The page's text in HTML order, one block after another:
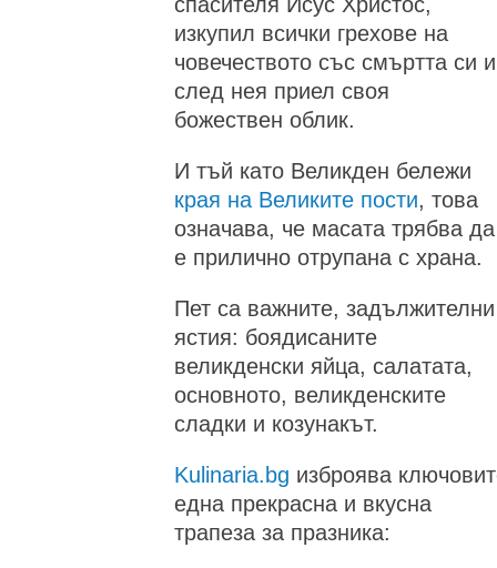
изкупил всички грехове на
човечеството със смъртта си и
след нея приел своя
божествен облик.
И тъй като Великден бележи
края на Великите пости, това
означава, че масата трябва да
е прилично отрупана с храна.
Пет са важните, задължителни
ястия: боядисаните
великденски яйца, салатата,
основното, великденските
сладки и козунакът.
Kulinaria.bg изброява
една прекрасна и вкусна
трапеза за празника: